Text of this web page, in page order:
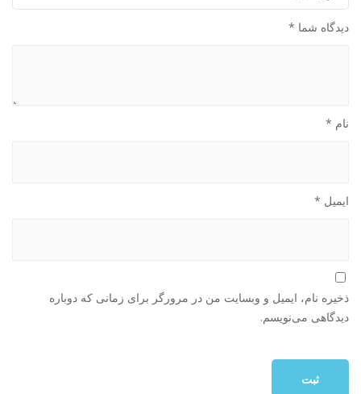
دیدگاه شما *
نام *
ایمیل *
ذخیره نام، ایمیل و وبسایت من در مرورگر برای زمانی که دوباره
دیدگاهی می‌نویسم.